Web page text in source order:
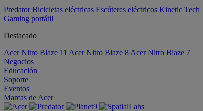
Predator Bicicletas eléctricas Escúteres eléctricos Kinetic Tech
Gaming portátil
Destacado
Acer Nitro Blaze 11 Acer Nitro Blaze 8 Acer Nitro Blaze 7
Negocios
Educación
Soporte
Eventos
Marcas de Acer